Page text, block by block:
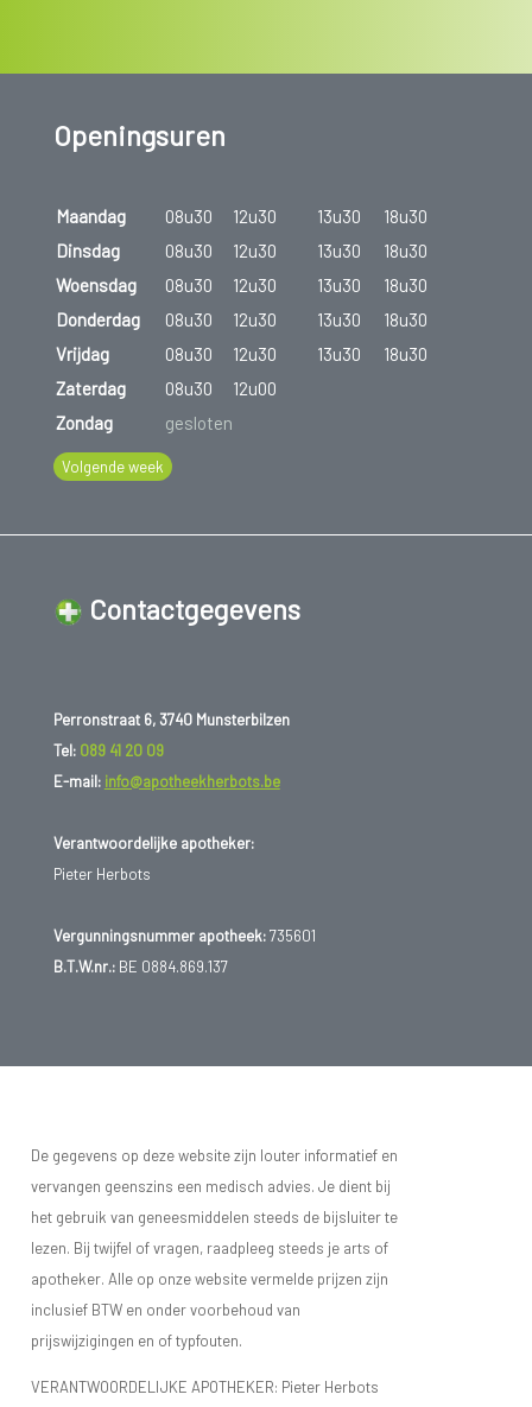
Openingsuren
Maandag 08u30 12u30 13u30
18u30
Dinsdag
08u30 12u30 13u30
18u30
Woensdag
08u30 12u30 13u30
18u30
Donderdag
08u30 12u30 13u30
18u30
Vrijdag
08u30 12u30 13u30
18u30
Zaterdag
08u30
12u00
Zondag
gesloten
Volgende week
Contactgegevens
Perronstraat 6, 3740 Munsterbilzen
Tel: 089 41 20 09
E-mail: info@apotheekherbots.be
Verantwoordelijke apotheker:
Pieter Herbots
Vergunningsnummer apotheek:735601
B.T.W.nr.:BE 0884.869.137
De gegevens op deze website zijn louter informatief en
vervangen geenszins een medisch advies. Je dient bij
het gebruik van geneesmiddelen steeds de bijsluiter te
lezen. Bij twijfel of vragen, raadpleeg steeds je arts of
apotheker. Alle op onze website vermelde prijzen zijn
inclusief BTW en onder voorbehoud van
prijswijzigingen en of typfouten.
VERANTWOORDELIJKE APOTHEKER: Pieter Herbots